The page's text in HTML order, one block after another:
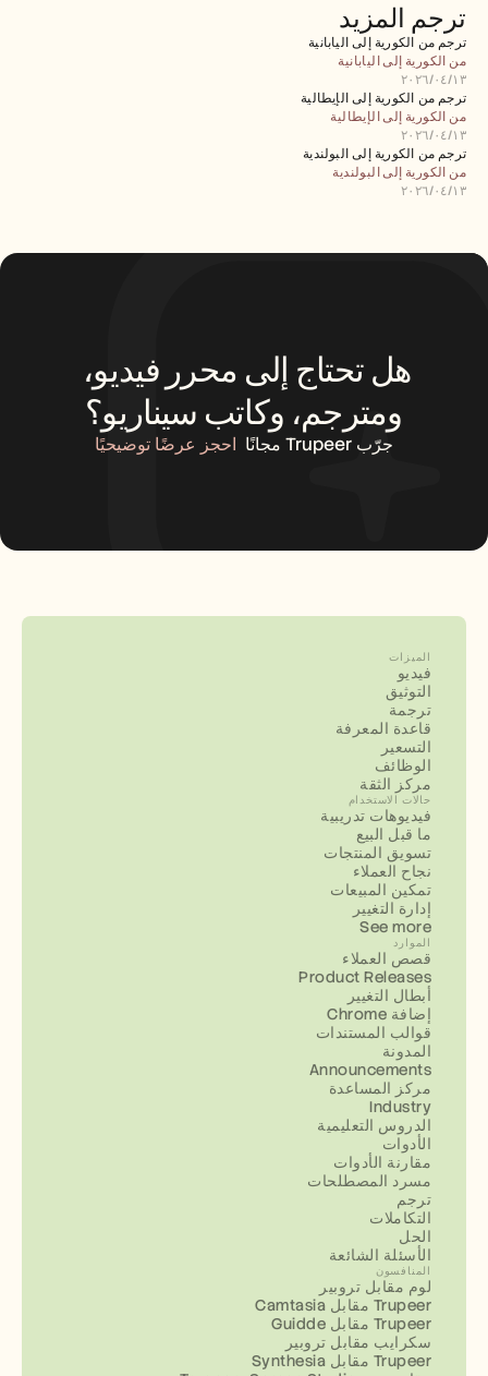
ترجم المزيد
ترجم من الكورية إلى اليابانية
من الكورية إلى اليابانية
١٣‏/٠٤‏/٢٠٢٦
ترجم من الكورية إلى الإيطالية
من الكورية إلى الإيطالية
١٣‏/٠٤‏/٢٠٢٦
ترجم من الكورية إلى البولندية
من الكورية إلى البولندية
١٣‏/٠٤‏/٢٠٢٦
ومترجم، وكاتب سيناريو؟
جرّب Trupeer مجانًا احجز عرضًا توضيحيًا
الميزات
فيديو
التوثيق
ترجمة
قاعدة المعرفة
التسعير
الوظائف
مركز الثقة
حالات الاستخدام
فيديوهات تدريبية
ما قبل البيع
تسويق المنتجات
نجاح العملاء
تمكين المبيعات
إدارة التغيير
See more
الموارد
قصص العملاء
Product Releases
أبطال التغيير
إضافة Chrome
قوالب المستندات
المدونة
Announcements
مركز المساعدة
Industry
الدروس التعليمية
الأدوات
مقارنة الأدوات
مسرد المصطلحات
ترجم
التكاملات
الحل
الأسئلة الشائعة
المنافسون
لوم مقابل تروبير
Camtasia مقابل Trupeer
Guidde مقابل Trupeer
سكرايب مقابل تروبير
Synthesia مقابل Trupeer